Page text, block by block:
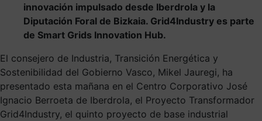
innovación impulsado desde Iberdrola y la
Diputación Foral de Bizkaia. Grid4Industry es parte
de Smart Grids Innovation Hub.
El consejero de Industria, Transición Energética y
Sostenibilidad del Gobierno Vasco, Mikel Jauregi, ha
presentado esta mañana en el Centro Corporativo José
Ignacio Berroeta de Iberdrola, el Proyecto Transformador
Grid4Industry, el quinto proyecto de base industrial